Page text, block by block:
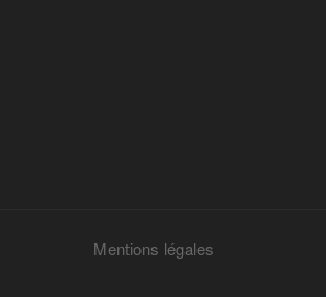
Mentions légales